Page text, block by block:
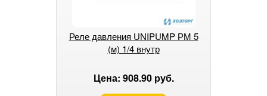
Реле давления UNIPUMP РМ 5
(м) 1/4 внутр
Цена: 908.90 руб.